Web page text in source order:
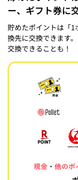
ー、ギフト券に
貯めたポイントは「
換先に交換できます
交換できることも！